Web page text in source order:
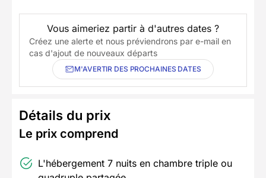
Vous aimeriez partir à d'autres dates ?
Créez une alerte et nous préviendrons par e-mail en
cas d'ajout de nouveaux départs
M'AVERTIR DES PROCHAINES DATES
Détails du prix
Le prix comprend
L'hébergement 7 nuits en chambre triple ou